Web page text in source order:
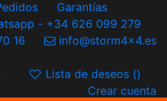
Garantías
- +34 626 099 279
16
info@storm4x4.es
Lista de deseos ()
Crear cuenta